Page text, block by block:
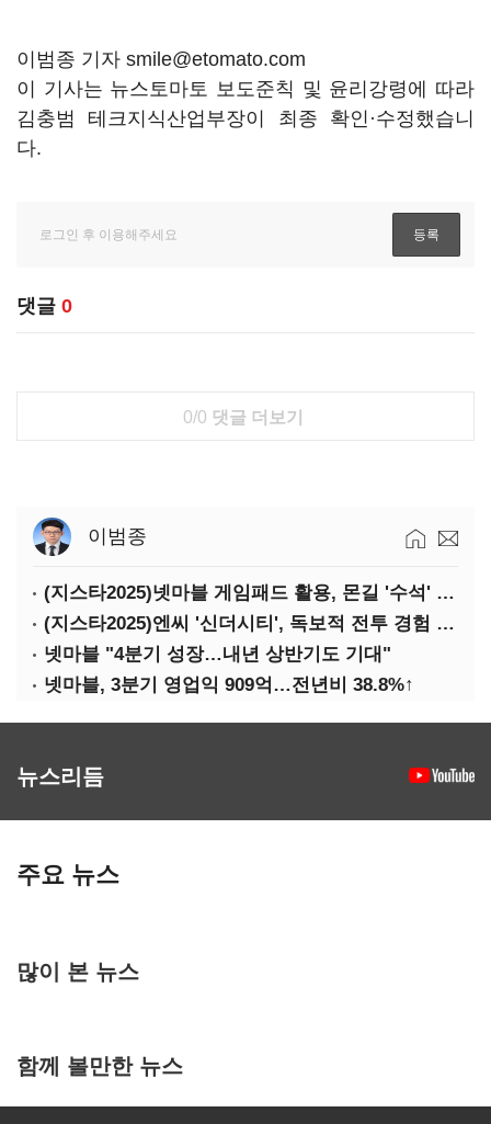
이범종 기자 smile@etomato.com
이 기사는 뉴스토마토 보도준칙 및 윤리강령에 따라
김충범 테크지식산업부장이 최종 확인·수정했습니
다.
댓글 0
0/0 댓글 더보기
이범종
(지스타2025)넷마블 게임패드 활용, 몬길 '수석' 7대죄 '차석'
(지스타2025)엔씨 '신더시티', 독보적 전투 경험 필요
넷마블 "4분기 성장…내년 상반기도 기대"
넷마블, 3분기 영업익 909억…전년비 38.8%↑
뉴스리듬
주요 뉴스
많이 본 뉴스
함께 볼만한 뉴스